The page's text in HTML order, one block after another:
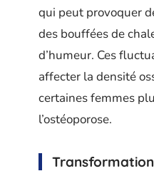
qui peut provoquer
des bouffées de
d’humeur. Ces
affecter la densité
certaines femmes
l’ostéoporose.